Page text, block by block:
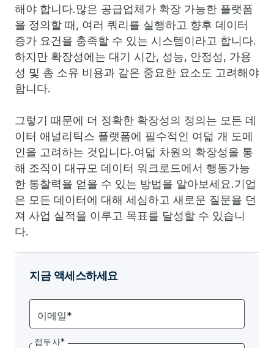
해야 합니다.많은 공급업체가 확장 가능한 플랫폼
을 정의할 때, 여러 쿼리를 실행하고 향후 데이터
증가 요건을 충족할 수 있는 시스템이라고 합니다.
하지만 확장성에는 대기 시간, 성능, 안정성, 가용
성 및 총 소유 비용과 같은 중요한 요소도 고려해야
합니다.
그렇기 때문에 더 정확한 확장성의 정의는 모든 데
이터 애널리틱스 플랫폼에 필수적인 여덟 개 도메
인을 고려하는 것입니다.여덟 차원의 확장성을 통
해 조직이 대규모 데이터 워크로드에서 행동가능
한 통찰력을 얻을 수 있는 방법을 알아보세요.기업
은 모든 데이터에 대해 세심하고 새로운 질문을 던
져 사업 실적을 이루고 목표를 달성할 수 있습니
다.
지금 액세스하세요
이메일*
접두사*